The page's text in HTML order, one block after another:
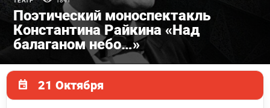
Поэтический моноспектакль
Константина Райкина «Над
балаганом небо…»
21 Октября